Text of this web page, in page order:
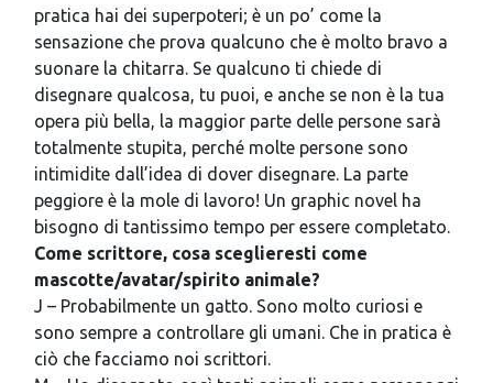
pratica hai dei superpoteri; è un po’ come la
sensazione che prova qualcuno che è molto bravo a
suonare la chitarra. Se qualcuno ti chiede di
disegnare qualcosa, tu puoi, e anche se non è la tua
opera più bella, la maggior parte delle persone sarà
totalmente stupita, perché molte persone sono
intimidite dall’idea di dover disegnare. La parte
peggiore è la mole di lavoro! Un graphic novel ha
bisogno di tantissimo tempo per essere completato.
Come scrittore, cosa sceglieresti come
mascotte/avatar/spirito animale?
J – Probabilmente un gatto. Sono molto curiosi e
sono sempre a controllare gli umani. Che in pratica è
ciò che facciamo noi scrittori.